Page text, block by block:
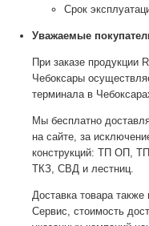
Срок
Уважаемые
При заказе продукции
Чебоксары
терминала в
Мы бесплатно
на сайте, за
конструкций: ТП ОП,
ТКЗ, СВД и лестниц.
Доставка товара
Сервис, стоимость